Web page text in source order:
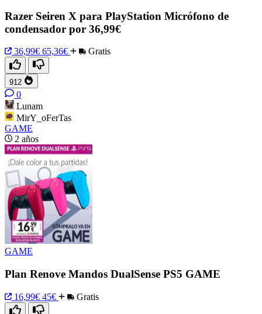
Razer Seiren X para PlayStation Micrófono de
condensador por 36,99€
36,99€ 65,36€ Gratis
912
0
Lunam
MirY_oFerTas
GAME
2 años
GAME
Plan Renove Mandos DualSense PS5 GAME
16,99€ 45€ Gratis